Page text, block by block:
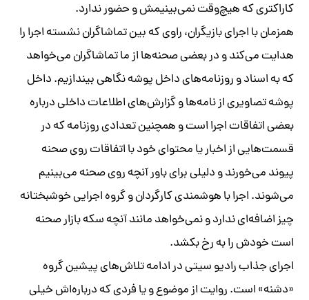
کاراکتری که هیچ‌وقت نمی‌بینیمش و حضور ندارد.
همزمان با اجرای بازیگران، راوی که بین تماشاگران نشسته اجرا را
هدایت می‌کند و در بعضی صحنه‌ها از ما تماشاگران می‌خواهد
که به اسناد و روزنامه‌های داخل پوشه نگاهی بیندازیم. داخل
پوشه تصاویری از نامه‌ها و گزارش‌های اطلاعات داخلی درباره
بعضی اتفاقات اجرا است و همچنین تعدادی روزنامه که در
قسمت‌هایی از اخبار یا محتوای خود با اتفاقات روی صحنه
پیوند می‌خورند و دلیلی برای باور آنچه روی صحنه می‌بینیم
می‌شوند. اجرا با هوشمندی کارگردان و گروه اجرایی خوشبختانه
چیز اضافه‌ای ندارد و نمی‌خواهد مانند آنچه سکه بازار صحنه
است خودش را به رخ بکشد.
اجرای جذاب رادیو سیتی در ادامه تلاش‌های پیشین گروه
«دشنه» است. روایت از موضوع و یا فردی که درباره‌اش خیلی